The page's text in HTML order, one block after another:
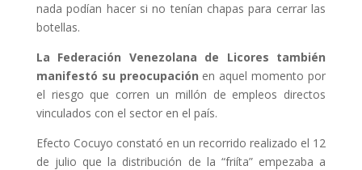
nada podían hacer si no tenían chapas para cerrar las
botellas.
La Federación Venezolana de Licores también
manifestó su preocupación en aquel momento por
el riesgo que corren un millón de empleos directos
vinculados con el sector en el país.
Efecto Cocuyo constató en un recorrido realizado el 12
de julio que la distribución de la “friíta” empezaba a